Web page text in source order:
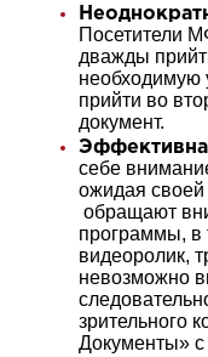
Посетители
дважды
необходимую
прийти во
документ.
себе
ожидая своей
обращают
программы, в
видеоролик,
невозможно
зрительного
Документы»